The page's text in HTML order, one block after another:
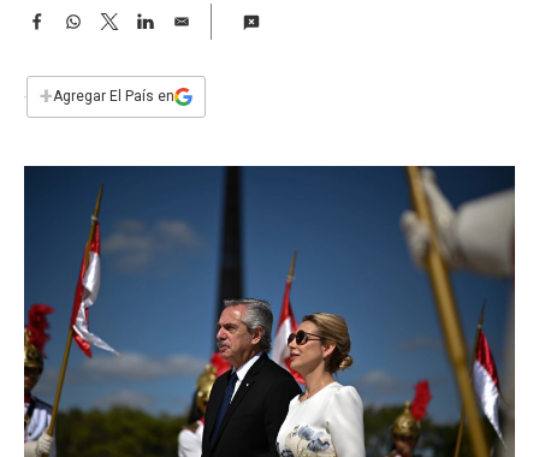
F
e
b
W
s
T
w
t
L
E
i
l
+Agregar El País en